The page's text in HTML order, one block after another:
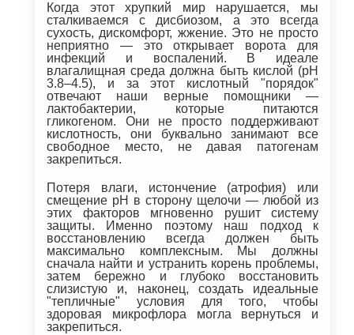
Когда этот хрупкий мир нарушается, мы
сталкиваемся с дисбиозом, а это всегда
сухость, дискомфорт, жжение. Это не просто
неприятно — это открывает ворота для
инфекций и воспалений. В идеале
влагалищная среда должна быть кислой (pH
3.8–4.5), и за этот кислотный "порядок"
отвечают наши верные помощники —
лактобактерии, которые питаются
гликогеном. Они не просто поддерживают
кислотность, они буквально занимают все
свободное место, не давая патогенам
закрепиться.
Потеря влаги, истончение (атрофия) или
смещение pH в сторону щелочи — любой из
этих факторов мгновенно рушит систему
защиты. Именно поэтому наш подход к
восстановлению всегда должен быть
максимально комплексным. Мы должны
сначала найти и устранить корень проблемы,
затем бережно и глубоко восстановить
слизистую и, наконец, создать идеальные
"тепличные" условия для того, чтобы
здоровая микрофлора могла вернуться и
закрепиться.